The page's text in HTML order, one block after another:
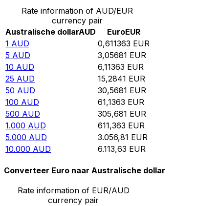
Rate information of AUD/EUR
currency pair
Australische dollarAUD EuroEUR
1 AUD 0,611363 EUR
5 AUD 3,05681 EUR
10 AUD 6,11363 EUR
25 AUD 15,2841 EUR
50 AUD 30,5681 EUR
100 AUD 61,1363 EUR
500 AUD 305,681 EUR
1.000 AUD 611,363 EUR
5.000 AUD 3.056,81 EUR
10.000 AUD 6.113,63 EUR
Converteer Euro naar Australische dollar
Rate information of EUR/AUD
currency pair